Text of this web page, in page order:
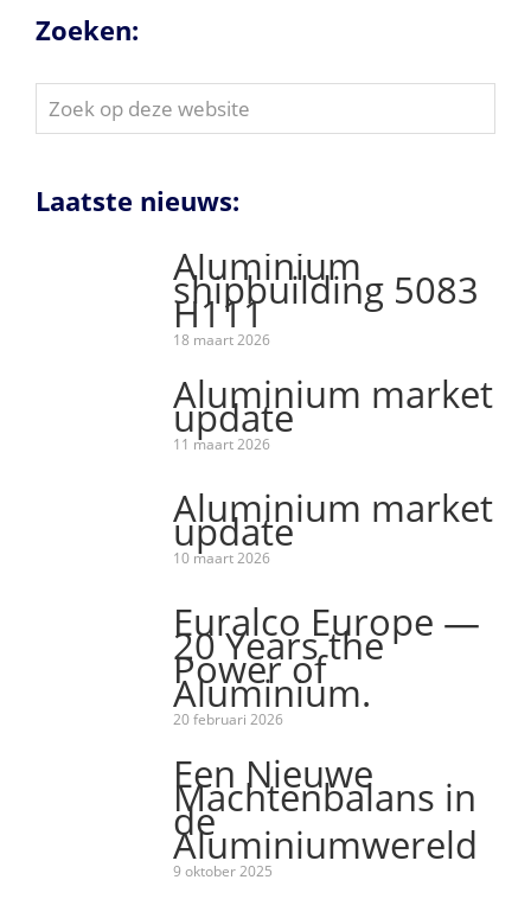
Zoeken:
Zoek
op
website
Laatste nieuws:
Aluminium
shipbuilding 5083
H111
18 maart 2026
Aluminium market
update
11 maart 2026
Aluminium market
update
10 maart 2026
Euralco Europe —
20 Years the
Power of
Aluminium.
20 februari 2026
Een Nieuwe
Machtenbalans in
de
Aluminiumwereld
9 oktober 2025